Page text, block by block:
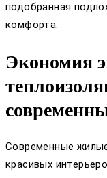
подобранная
комфорта.
Экономия
Современные
красивых